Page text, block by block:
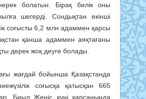
керек болатын. Бірақ билік оны
шегерді. Сондықтан екінші
соғысты 6,2 млн адаммен қарсы
қанша адаммен аяқтағаны
дерек жоқ деуге болады.
жағдай бойынша Қазақстанда
соғысқа қатысқан 665
Биыл Жеңіс күні қарсаңында